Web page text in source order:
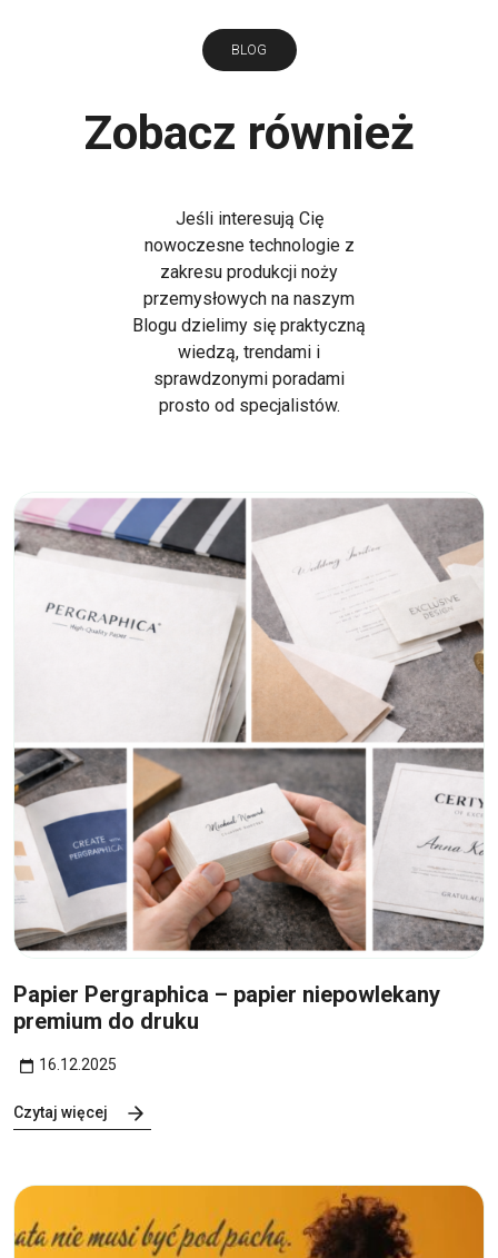
BLOG
Zobacz również
Jeśli interesują Cię
nowoczesne technologie z
zakresu produkcji noży
przemysłowych na naszym
Blogu dzielimy się praktyczną
wiedzą, trendami i
sprawdzonymi poradami
prosto od specjalistów.
Papier Pergraphica – papier niepowlekany
premium do druku
16.12.2025
Czytaj więcej